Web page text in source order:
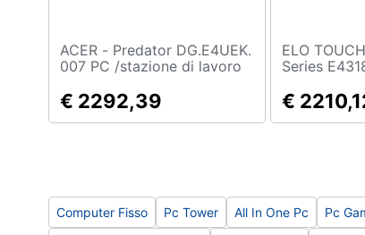
Libri, cd e dvd
Promozioni
ACER - Predator DG.E4UEK.
007 PC /stazione di lavoro
16 GB 512 GB SSD NVIDIA
GeForce RTX 5070 Windows
€ 2292,39
ELO TOUCH -
Series
54,6 cm
Pixel
€
Computer Fisso Pc Tower All In One Pc Pc